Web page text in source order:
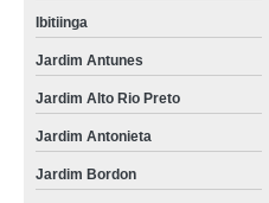
Ibitiinga
Jardim Antunes
Jardim Alto Rio Preto
Jardim Antonieta
Jardim Bordon